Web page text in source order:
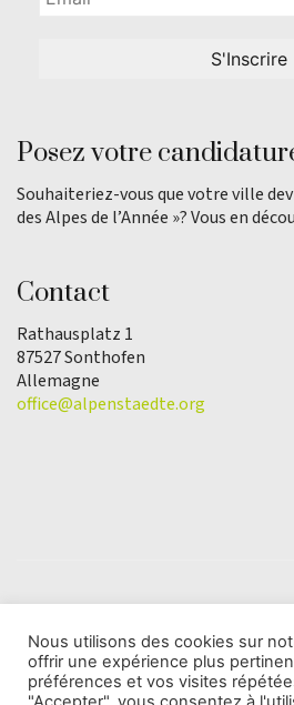
Posez votre
Souhaiteriez-vous que votre ville
des Alpes de l’Année »? Vous en
Contact
Rathausplatz 1
87527 Sonthofen
Allemagne
office@alpenstaedte.org
© Copyright 2025 | L'association Ville
l'Année |Protection des données
Nous utilisons des cookies sur
offrir une expérience plus
préférences et vos visites